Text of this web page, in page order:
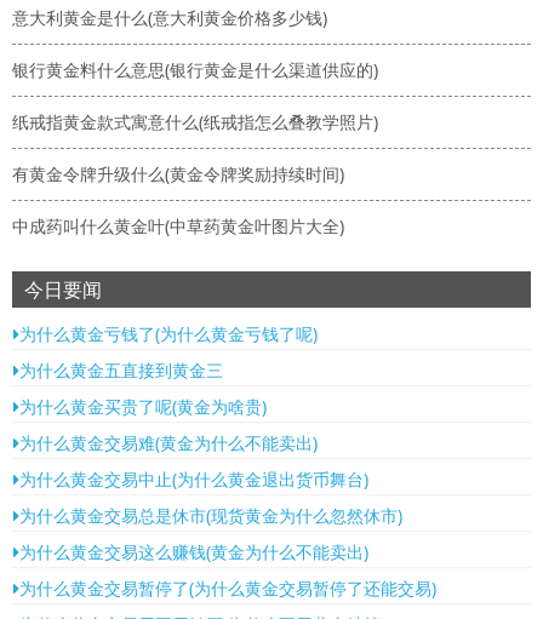
意大利黄金是什么(意大利黄金价格多少钱)
银行黄金料什么意思(银行黄金是什么渠道供应的)
纸戒指黄金款式寓意什么(纸戒指怎么叠教学照片)
有黄金令牌升级什么(黄金令牌奖励持续时间)
中成药叫什么黄金叶(中草药黄金叶图片大全)
今日要闻
为什么黄金亏钱了(为什么黄金亏钱了呢)
为什么黄金五直接到黄金三
为什么黄金买贵了呢(黄金为啥贵)
为什么黄金交易难(黄金为什么不能卖出)
为什么黄金交易中止(为什么黄金退出货币舞台)
为什么黄金交易总是休市(现货黄金为什么忽然休市)
为什么黄金交易这么赚钱(黄金为什么不能卖出)
为什么黄金交易暂停了(为什么黄金交易暂停了还能交易)